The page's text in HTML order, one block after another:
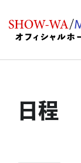
日程